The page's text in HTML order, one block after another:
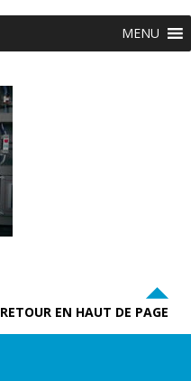
MENU
RETOUR EN HAUT DE PAGE